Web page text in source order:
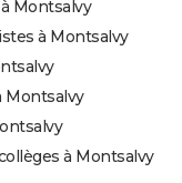
Montsalvy
à Montsalvy
Montsalvy
à Montsalvy